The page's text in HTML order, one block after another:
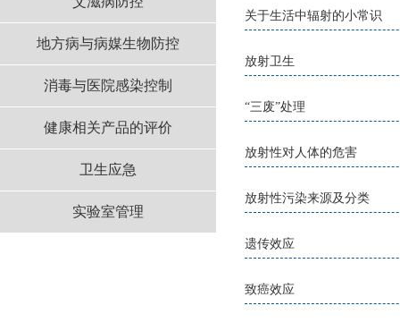
地方病与病媒生物防控
消毒与医院感染控制
健康相关产品的评价
卫生应急
实验室管理
关于生活中辐射的小常识
放射卫生
“三废”处理
放射性对人体的危害
放射性污染来源及分类
遗传效应
致癌效应